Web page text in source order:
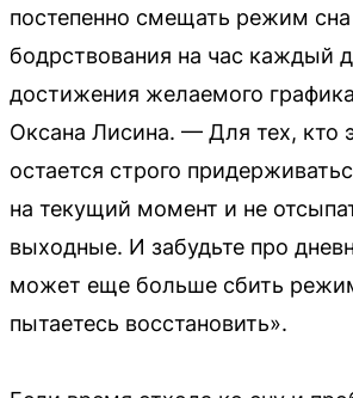
постепенно смещать режим
бодрствования на час каждый
достижения желаемого
Оксана Лисина. — Для тех, кто
остается строго
на текущий момент и не
выходные. И забудьте про
может еще больше сбить
пытаетесь восстановить».